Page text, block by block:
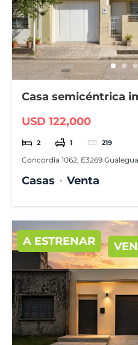
Casa semicéntrica
USD 122,000
2 1 219
Concordia 1062, E3269
Casas Venta
A ESTRENAR